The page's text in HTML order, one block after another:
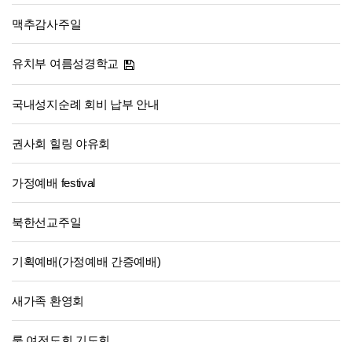
맥추감사주일
유치부 여름성경학교
국내성지순례 회비 납부 안내
권사회 힐링 야유회
가정예배 festival
북한선교주일
기획예배(가정예배 간증예배)
새가족 환영회